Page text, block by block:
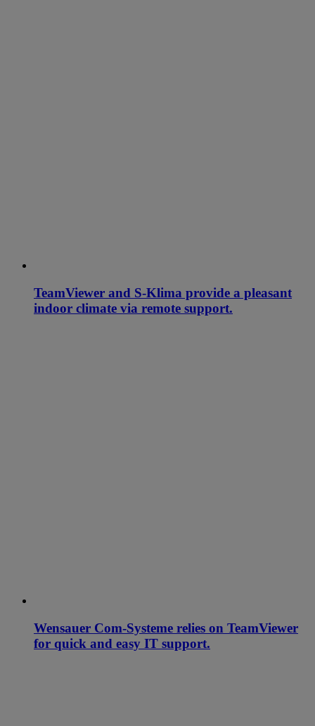
TeamViewer and S-Klima provide a pleasant
indoor climate via remote support.
Wensauer Com-Systeme relies on TeamViewer
for quick and easy IT support.